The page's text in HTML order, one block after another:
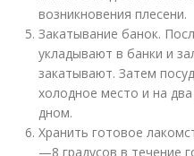
возникновения плесени.
Закатывание банок.
укладывают в банки и
закатывают. Затем
холодное место и на
дном.
Хранить готовое
—8 градусов в течение